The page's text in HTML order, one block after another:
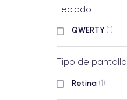
Teclado
QWERTY (1)
Tipo de pantalla
Retina (1)